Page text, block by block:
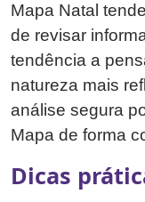
Mapa Natal
de revisar
tendência a
natureza mais
análise segura
Mapa de forma
Dicas